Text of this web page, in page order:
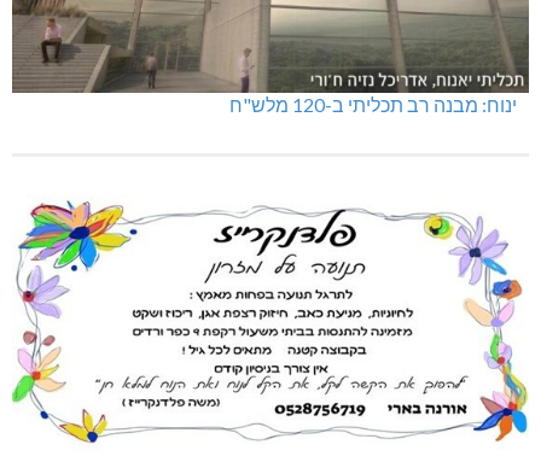
ינוח: מבנה רב תכליתי ב-120 מלש"ח